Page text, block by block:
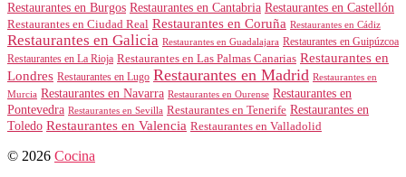
Restaurantes en Burgos Restaurantes en Cantabria Restaurantes en Castellón
Restaurantes en Ciudad Real Restaurantes en Coruña Restaurantes en Cádiz
Restaurantes en Galicia Restaurantes en Guadalajara Restaurantes en Guipúzcoa
Restaurantes en La Rioja Restaurantes en Las Palmas Canarias Restaurantes en
Londres Restaurantes en Lugo Restaurantes en Madrid Restaurantes en
Murcia Restaurantes en Navarra Restaurantes en Ourense Restaurantes en
Pontevedra Restaurantes en Sevilla Restaurantes en Tenerife Restaurantes en
Toledo Restaurantes en Valencia Restaurantes en Valladolid
© 2026 Cocina